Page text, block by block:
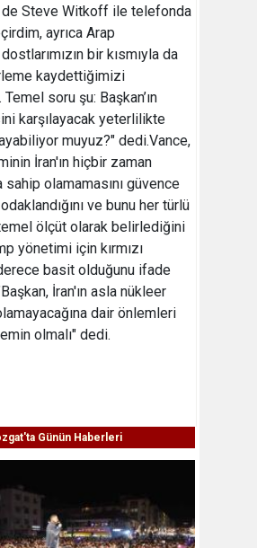
de Steve Witkoff ile telefonda
ayrıca Arap
bir kısmıyla da
kaydettiğimizi
soru şu: Başkan’ın
karşılayacak yeterlilikte
muyuz?" dedi.Vance,
İran'ın hiçbir zaman
olamamasını güvence
ve bunu her türlü
ölçüt olarak belirlediğini
yönetimi için kırmızı
basit olduğunu ifade
İran'ın asla nükleer
dair önlemleri
olmalı" dedi.
Günün Haberleri